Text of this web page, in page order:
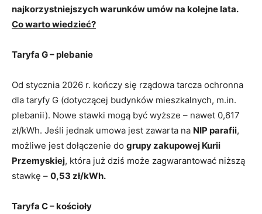
najkorzystniejszych warunków umów na kolejne lata.
Co warto wiedzieć?
Taryfa G – plebanie
Od stycznia 2026 r. kończy się rządowa tarcza ochronna
dla taryfy G (dotyczącej budynków mieszkalnych, m.in.
plebanii). Nowe stawki mogą być wyższe – nawet 0,617
zł/kWh. Jeśli jednak umowa jest zawarta na NIP parafii,
możliwe jest dołączenie do grupy zakupowej Kurii
Przemyskiej, która już dziś może zagwarantować niższą
stawkę – 0,53 zł/kWh.
Taryfa C – kościoły